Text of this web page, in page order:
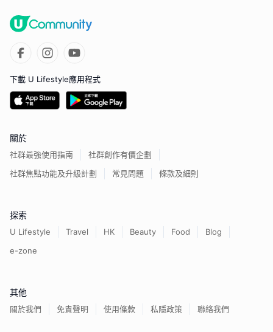
下載 U Lifestyle應用程式
關於
社群最強使用指南
社群創作有價企劃
社群焦點功能及升級計劃
常見問題 條款及細則
探索
U Lifestyle Travel HK Beauty Food
Blog
e-zone
其他
關於我們 免責聲明 使用條款 私隱政策 聯絡我們